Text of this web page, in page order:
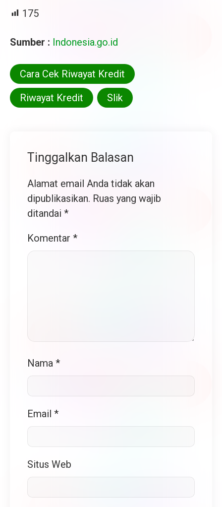
175
Sumber : Indonesia.go.id
Cara Cek Riwayat Kredit
Riwayat Kredit
Slik
Tinggalkan Balasan
Alamat email Anda tidak akan
dipublikasikan. Ruas yang wajib
ditandai *
Komentar *
Nama *
Email *
Situs Web